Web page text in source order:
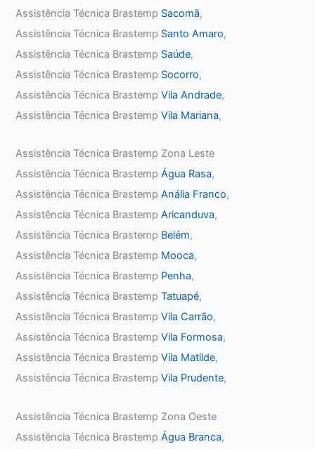
Assistência Técnica Brastemp Sacomã,
Assistência Técnica Brastemp Santo Amaro,
Assistência Técnica Brastemp Saúde,
Assistência Técnica Brastemp Socorro,
Assistência Técnica BrastempVila Andrade,
Assistência Técnica BrastempVila Mariana,
Assistência Técnica Brastemp Zona Leste
Assistência Técnica BrastempÁgua Rasa,
Assistência Técnica BrastempAnália Franco,
Assistência Técnica BrastempAricanduva,
Assistência Técnica Brastemp Belém,
Assistência Técnica Brastemp Mooca,
Assistência Técnica Brastemp Penha,
Assistência Técnica BrastempTatuapé,
Assistência Técnica BrastempVila Carrão,
Assistência Técnica BrastempVila Formosa,
Assistência Técnica BrastempVila Matilde,
Assistência Técnica BrastempVila Prudente,
Assistência Técnica Brastemp Zona Oeste
Assistência Técnica BrastempÁgua Branca,